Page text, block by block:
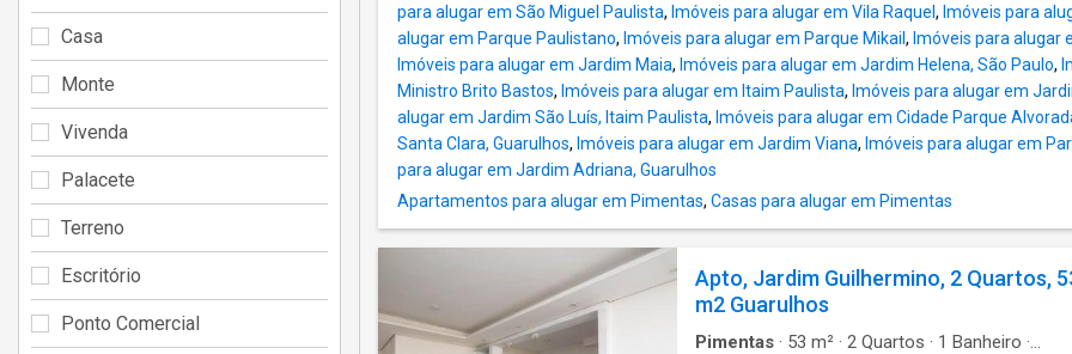
para alugar em São Miguel Paulista, Imóveis para alugar em Vila Raquel , Imóveis para
alugar em Parque Paulistano, Imóveis para alugar em Parque Mikail , Imóveis para alugar
Imóveis para alugar em Jardim Maia, Imóveis para alugar em Jardim Helena, São Paulo,
Ministro Brito Bastos, Imóveis para alugar em Itaim Paulista, Imóveis para alugar em
alugar em Jardim São Luís, Itaim Paulista, Imóveis para alugar em Cidade Parque
Santa Clara, Guarulhos, Imóveis para alugar em Jardim Viana, Imóveis para alugar em
para alugar em Jardim Adriana, Guarulhos
Apartamentos para alugar em Pimentas, Casas para alugar em Pimentas
Apto, Jardim Guilhermino, 2 Quartos,
m2 Guarulhos
Pimentas · 53 m² · 2 Quartos · 1 Banheiro ·
Casa
Monte
Vivenda
Palacete
Terreno
Escritório
Ponto Comercial